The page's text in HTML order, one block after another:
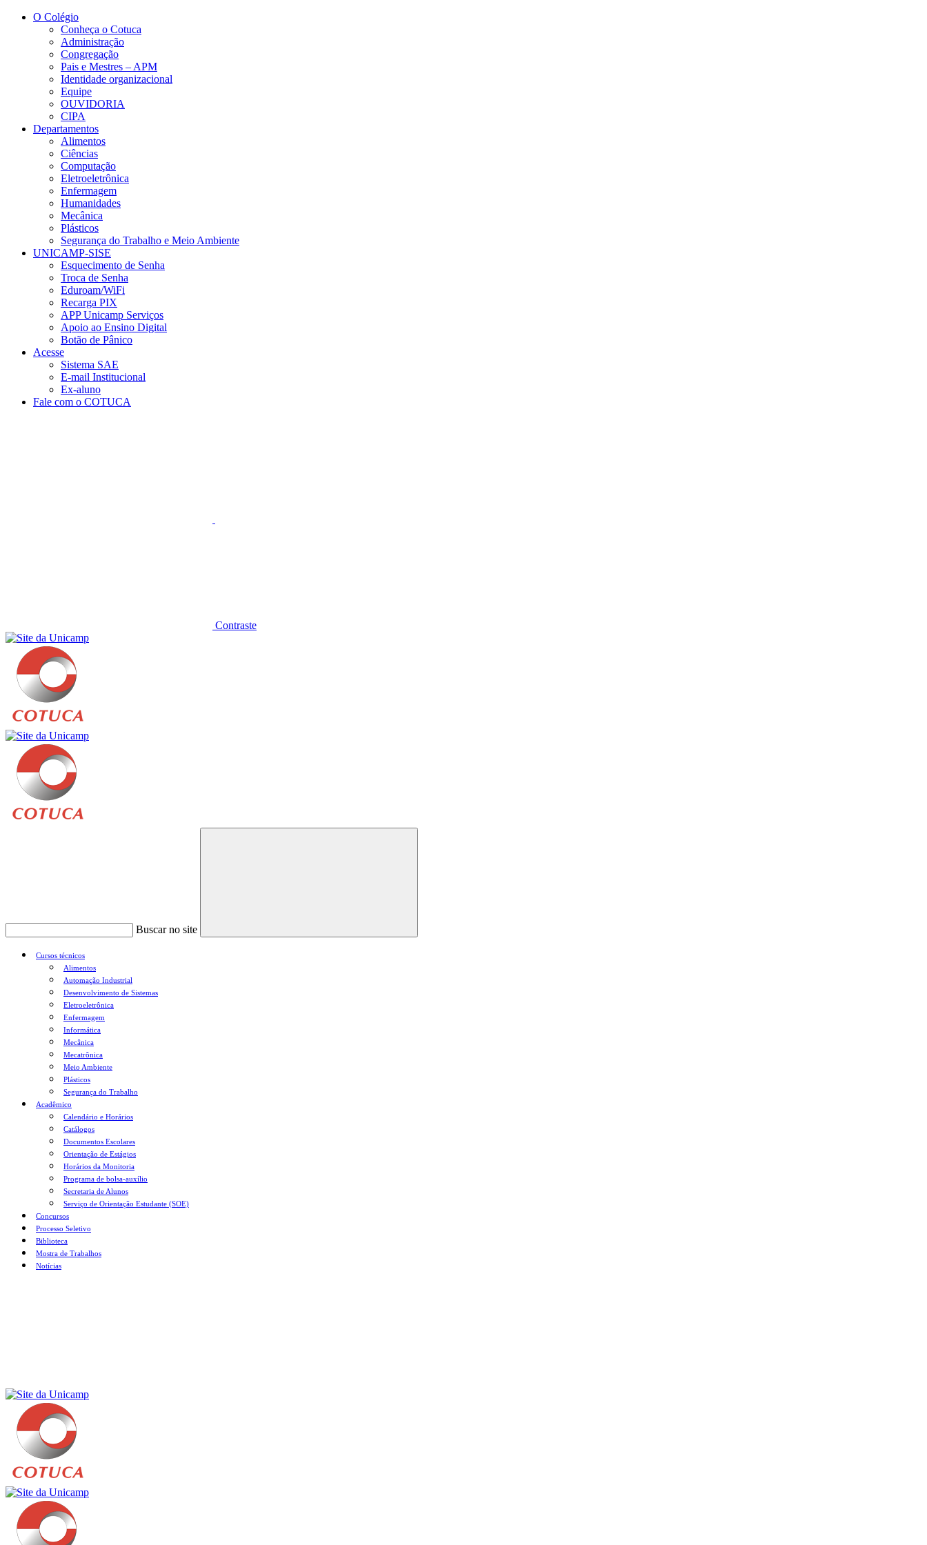
Conteúdo principal
O Colégio
Conheça o Cotuca
Administração
Congregação
Pais e Mestres – APM
Identidade organizacional
Equipe
OUVIDORIA
CIPA
Departamentos
Alimentos
Ciências
Computação
Eletroeletrônica
Enfermagem
Humanidades
Mecânica
Plásticos
Segurança do Trabalho e Meio Ambiente
UNICAMP-SISE
Esquecimento de Senha
Troca de Senha
Eduroam/WiFi
Recarga PIX
APP Unicamp Serviços
Apoio ao Ensino Digital
Botão de Pânico
Acesse
Sistema SAE
E-mail Institucional
Ex-aluno
Fale com o COTUCA
Contraste
Buscar no site
Buscar
Cursos técnicos
Alimentos
Automação Industrial
Desenvolvimento de Sistemas
Eletroeletrônica
Enfermagem
Informática
Mecânica
Mecatrônica
Meio Ambiente
Plásticos
Segurança do Trabalho
Acadêmico
Calendário e Horários
Catálogos
Documentos Escolares
Orientação de Estágios
Horários da Monitoria
Programa de bolsa-auxílio
Secretaria de Alunos
Serviço de Orientação Estudante (SOE)
Concursos
Processo Seletivo
Biblioteca
Mostra de Trabalhos
Notícias